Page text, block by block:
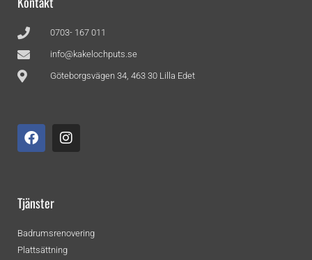
0703- 167 011
info@kakelochputs.se
Göteborgsvägen 34, 463 30 Lilla Edet
Tjänster
Badrumsrenovering
Plattsättning